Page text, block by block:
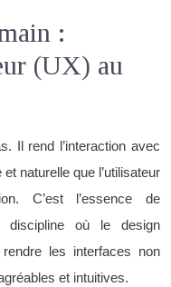
:
(UX) au
Il rend l’interaction avec
naturelle que l’utilisateur
C’est l’essence de
discipline où le design
les interfaces non
et intuitives.